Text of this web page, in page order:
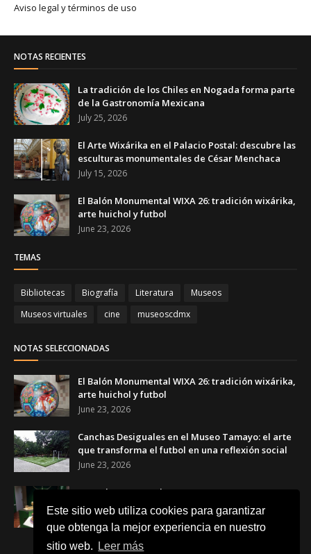
Este sitio web utiliza cookies para garantizar
que obtenga la mejor experiencia en nuestro
sitio web.
Leer más
Aviso legal y términos de uso
NOTAS RECIENTES
La tradición de los Chiles en Nogada forma parte
de la Gastronomía Mexicana
July 25, 2026
El Arte Wixárika en el Palacio Postal: descubre las
esculturas monumentales de César Menchaca
July 15, 2026
El Balón Monumental WIXA 26: tradición wixárika,
arte huichol y futbol
June 23, 2026
TEMAS
Bibliotecas Biografía Literatura
Museos
Museos virtuales
cine museoscdmx
NOTAS SELECCIONADAS
El Balón Monumental WIXA 26: tradición wixárika,
arte huichol y futbol
June 23, 2026
Canchas Desiguales en el Museo Tamayo: el arte
que transforma el futbol en una reflexión social
June 23, 2026
Copa de Arte Popular Banamex 2026: artesanas y
artesanos mexicanos celebran el futbol a través
June 17, 2026